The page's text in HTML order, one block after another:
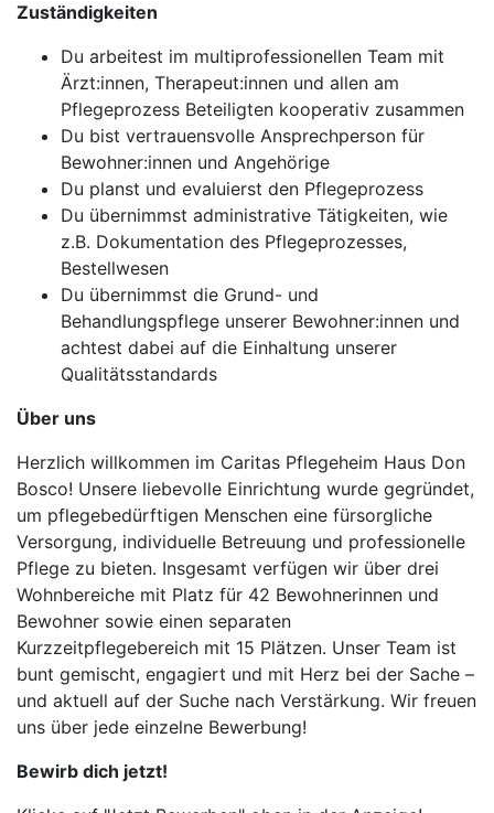
Zuständigkeiten
Du arbeitest im multiprofessionellen Team mit
Ärzt:innen, Therapeut:innen und allen am
Pflegeprozess Beteiligten kooperativ zusammen
Du bist vertrauensvolle Ansprechperson für
Bewohner:innen und Angehörige
Du planst und evaluierst den Pflegeprozess
Du übernimmst administrative Tätigkeiten, wie
z.B. Dokumentation des Pflegeprozesses,
Bestellwesen
Du übernimmst die Grund- und
Behandlungspflege unserer Bewohner:innen und
achtest dabei auf die Einhaltung unserer
Qualitätsstandards
Über uns
Herzlich willkommen im Caritas Pflegeheim Haus Don
Bosco! Unsere liebevolle Einrichtung wurde gegründet,
um pflegebedürftigen Menschen eine fürsorgliche
Versorgung, individuelle Betreuung und professionelle
Pflege zu bieten. Insgesamt verfügen wir über drei
Wohnbereiche mit Platz für 42 Bewohnerinnen und
Bewohner sowie einen separaten
Kurzzeitpflegebereich mit 15 Plätzen. Unser Team ist
bunt gemischt, engagiert und mit Herz bei der Sache –
und aktuell auf der Suche nach Verstärkung. Wir freuen
uns über jede einzelne Bewerbung!
Bewirb dich jetzt!